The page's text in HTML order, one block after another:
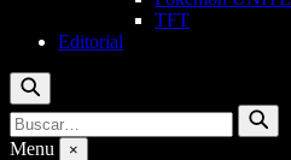
TFT
Editorial
Buscar
Buscar
por:
Buscar
Menu ×